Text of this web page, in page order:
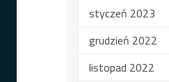
styczeń 2023
grudzień 2022
listopad 2022